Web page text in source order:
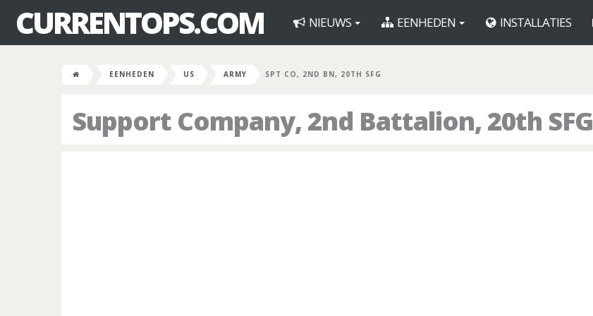
CURRENTOPS.COM NIEUWS EENHEDEN INSTALLATIES
EENHEDEN US ARMY SPT CO, 2ND BN, 20TH SFG
Support Company, 2nd Battalion, 20th SFG